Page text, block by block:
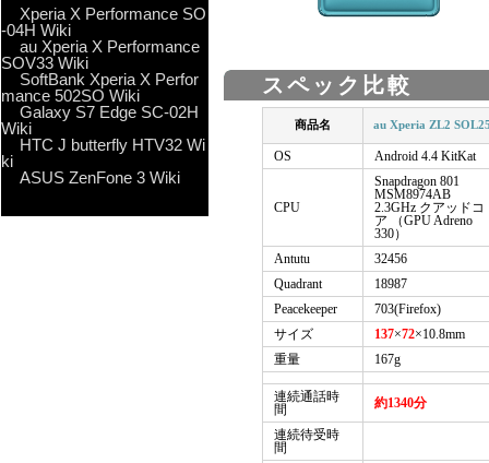
スペック比較
商品名 au Xperia ZL2
OS Android 4.4 KitKat
CPU
Snapdragon 801
MSM8974AB
2.3GHz クアッドコ
ア （GPU Adreno
330）
Antutu
32456
Quadrant
18987
Peacekeeper
703(Firefox)
サイズ
137×72×10.8mm
重量
167g
連続通話時
間
約1340分
連続待受時
間
Xperia X Performance SO
-04H Wiki
au Xperia X Performance
SOV33 Wiki
SoftBank Xperia X Perfor
mance 502SO Wiki
Galaxy S7 Edge SC-02H
Wiki
HTC J butterfly HTV32 Wi
ki
ASUS ZenFone 3 Wiki